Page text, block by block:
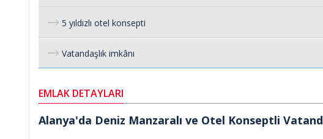
5 yıldızlı otel konsepti
Vatandaşlık imkânı
EMLAK DETAYLARI
Alanya'da Deniz Manzaralı ve Otel Konseptli